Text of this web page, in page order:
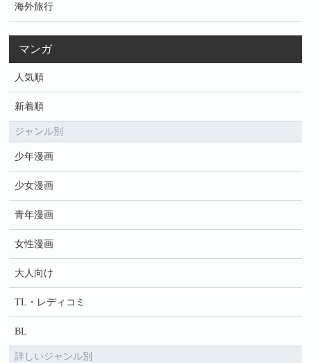
海外旅行
マンガ
人気順
新着順
ジャンル別
少年漫画
少女漫画
青年漫画
女性漫画
大人向け
TL・レディコミ
BL
詳しいジャンル別